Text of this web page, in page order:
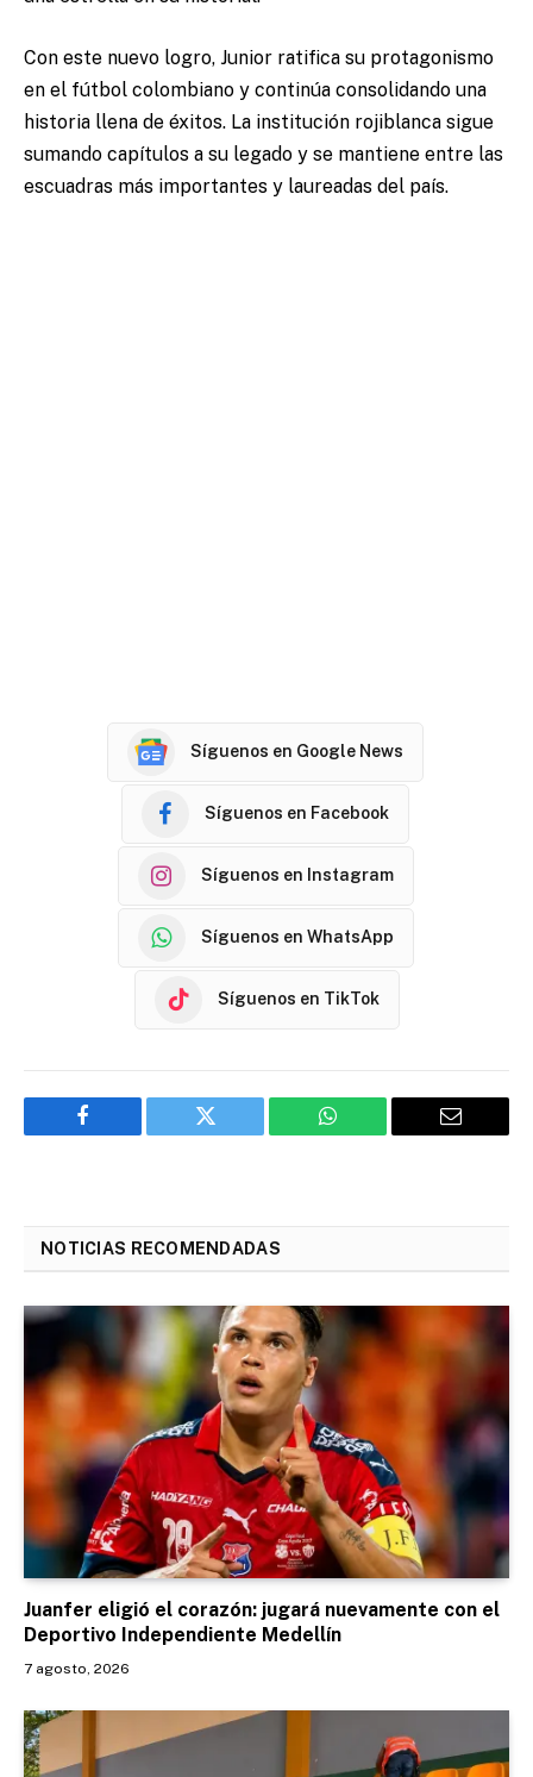
Con este nuevo logro, Junior ratifica su protagonismo
en el fútbol colombiano y continúa consolidando una
historia llena de éxitos. La institución rojiblanca sigue
sumando capítulos a su legado y se mantiene entre las
escuadras más importantes y laureadas del país.
Síguenos en Google News
Síguenos en Facebook
Síguenos en Instagram
Síguenos en WhatsApp
Síguenos en TikTok
Facebook Twitter WhatsApp Email
NOTICIAS RECOMENDADAS
Juanfer eligió el corazón: jugará nuevamente con el
Deportivo Independiente Medellín
7 agosto, 2026